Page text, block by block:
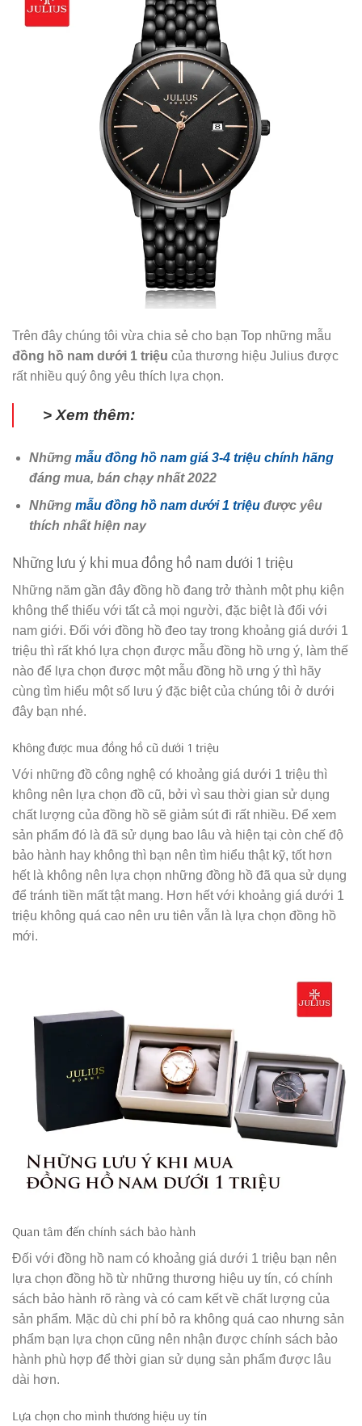
Trên đây chúng tôi vừa chia sẻ cho bạn Top những mẫu
đồng hồ nam dưới 1 triệu của thương hiệu Julius được
rất nhiều quý ông yêu thích lựa chọn.
> Xem thêm:
Nhữngmẫu đồng hồ nam giá 3-4 triệu chính hãng
đáng mua, bán chạy nhất 2022
Những mẫu đồng hồ nam dưới 1 triệuđược yêu
thích nhất hiện nay
Những lưu ý khi mua đồng hồ nam dưới 1 triệu
Những năm gần đây đồng hồ đang trở thành một phụ kiện
không thể thiếu với tất cả mọi người, đặc biệt là đối với
nam giới. Đối với đồng hồ đeo tay trong khoảng giá dưới 1
triệu thì rất khó lựa chọn được mẫu đồng hồ ưng ý, làm thế
nào để lựa chọn được một mẫu đồng hồ ưng ý thì hãy
cùng tìm hiểu một số lưu ý đặc biệt của chúng tôi ở dưới
đây bạn nhé.
Không được mua đồng hồ cũ dưới 1 triệu
Với những đồ công nghệ có khoảng giá dưới 1 triệu thì
không nên lựa chọn đồ cũ, bởi vì sau thời gian sử dụng
chất lượng của đồng hồ sẽ giảm sút đi rất nhiều. Để xem
sản phẩm đó là đã sử dụng bao lâu và hiện tại còn chế độ
bảo hành hay không thì bạn nên tìm hiểu thật kỹ, tốt hơn
hết là không nên lựa chọn những đồng hồ đã qua sử dụng
để tránh tiền mất tật mang. Hơn hết với khoảng giá dưới 1
triệu không quá cao nên ưu tiên vẫn là lựa chọn đồng hồ
mới.
Quan tâm đến chính sách bảo hành
Đối với đồng hồ nam có khoảng giá dưới 1 triệu bạn nên
lựa chọn đồng hồ từ những thương hiệu uy tín, có chính
sách bảo hành rõ ràng và có cam kết về chất lượng của
sản phẩm. Mặc dù chi phí bỏ ra không quá cao nhưng sản
phẩm bạn lựa chọn cũng nên nhận được chính sách bảo
hành phù hợp để thời gian sử dụng sản phẩm được lâu
dài hơn.
Lựa chọn cho mình thương hiệu uy tín